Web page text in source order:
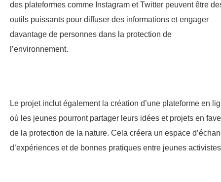
des plateformes comme Instagram et Twitter peuvent être
outils puissants pour diffuser des informations et engager
davantage de personnes dans la protection de
l’environnement.
Le projet inclut également la création d’une plateforme en
où les jeunes pourront partager leurs idées et projets en
de la protection de la nature. Cela créera un espace
d’expériences et de bonnes pratiques entre jeunes